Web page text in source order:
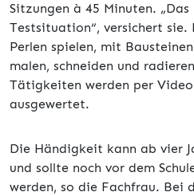
Sitzungen à 45 Minuten.
Testsituation“, versichert
Perlen spielen, mit
malen, schneiden und
Tätigkeiten werden per
ausgewertet.
Die Händigkeit kann ab vier
und sollte noch vor dem
werden, so die Fachfrau. Bei